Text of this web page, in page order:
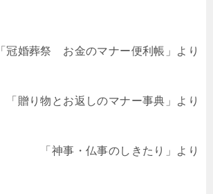
「冠婚葬祭 お金のマナー便利帳」より
「贈り物とお返しのマナー事典」より
「神事・仏事のしきたり」より